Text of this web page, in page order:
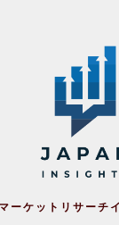
マーケットリサーチ